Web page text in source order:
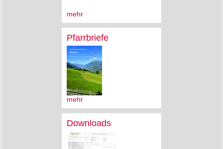
mehr
Pfarrbriefe
mehr
Downloads